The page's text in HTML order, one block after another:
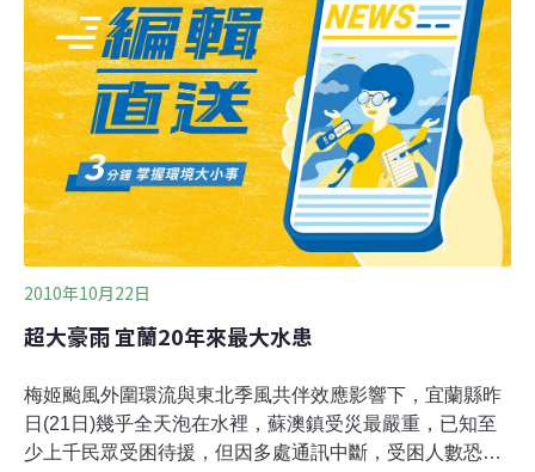
路。
2010年10月22日
超大豪雨 宜蘭20年來最大水患
梅姬颱風外圍環流與東北季風共伴效應影響下，宜蘭縣昨
日(21日)幾乎全天泡在水裡，蘇澳鎮受災最嚴重，已知至
少上千民眾受困待援，但因多處通訊中斷，受困人數恐怕